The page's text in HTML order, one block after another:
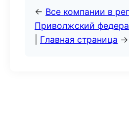
← Все компании в
Приволжский
Главная страница →